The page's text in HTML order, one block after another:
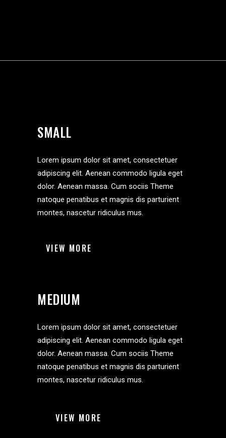
SMALL
Lorem ipsum dolor sit amet, consectetuer
adipiscing elit. Aenean commodo ligula eget
dolor. Aenean massa. Cum sociis Theme
natoque penatibus et magnis dis parturient
montes, nascetur ridiculus mus.
VIEW MORE
MEDIUM
Lorem ipsum dolor sit amet, consectetuer
adipiscing elit. Aenean commodo ligula eget
dolor. Aenean massa. Cum sociis Theme
natoque penatibus et magnis dis parturient
montes, nascetur ridiculus mus.
VIEW MORE